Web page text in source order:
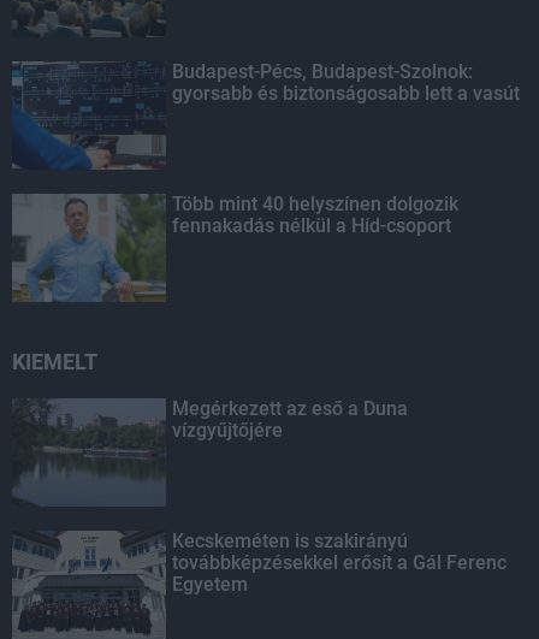
Budapest-Pécs, Budapest-Szolnok:
gyorsabb és biztonságosabb lett a vasút
Több mint 40 helyszínen dolgozik
fennakadás nélkül a Híd-csoport
KIEMELT
Megérkezett az eső a Duna
vízgyűjtőjére
Kecskeméten is szakirányú
továbbképzésekkel erősít a Gál Ferenc
Egyetem